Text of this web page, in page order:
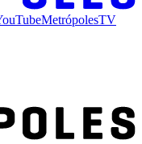
MetrópolesTV